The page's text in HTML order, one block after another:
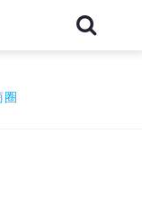
圈